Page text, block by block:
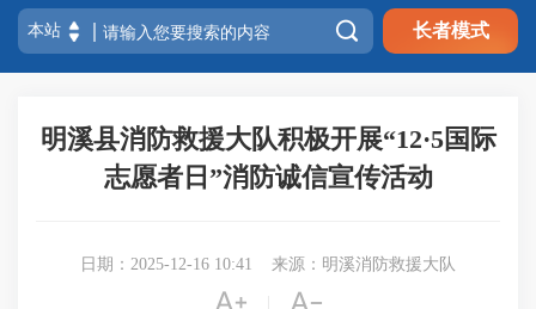
 长者模式
明溪县消防救援大队积极开展“12·5国际
志愿者日”消防诚信宣传活动
日期：2025-12-16 10:41 来源：明溪消防救援大队